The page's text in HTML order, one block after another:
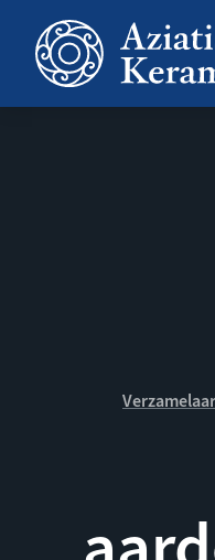
Overslaan
naar